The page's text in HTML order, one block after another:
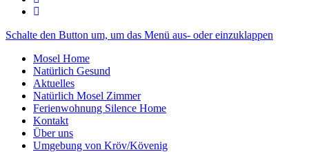
Schalte den Button um, um das Menü aus- oder einzuklappen
Mosel Home
Natürlich Gesund
Aktuelles
Natürlich Mosel Zimmer
Ferienwohnung Silence Home
Kontakt
Über uns
Umgebung von Kröv/Kövenig